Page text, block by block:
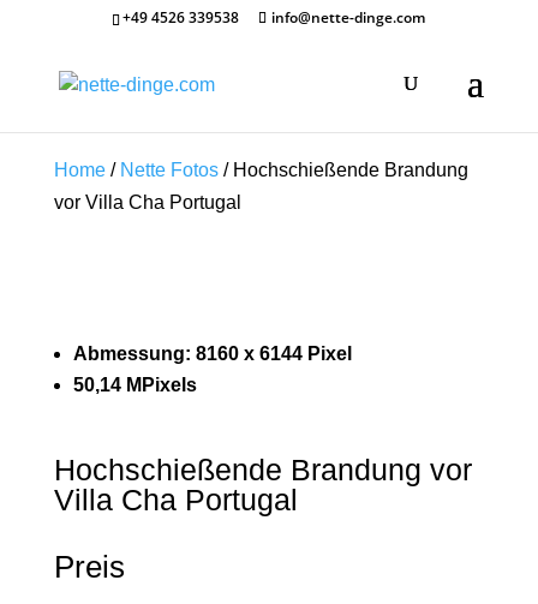
+49 4526 339538 info@nette-dinge.com
Home/ Nette Fotos/ Hochschießende Brandung
vor Villa Cha Portugal
Abmessung: 8160 x 6144 Pixel
50,14 MPixels
Hochschießende Brandung vor
Villa Cha Portugal
Preis